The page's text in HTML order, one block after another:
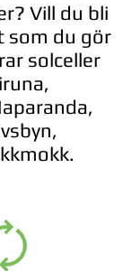
Vill du bli
som du gör
solceller